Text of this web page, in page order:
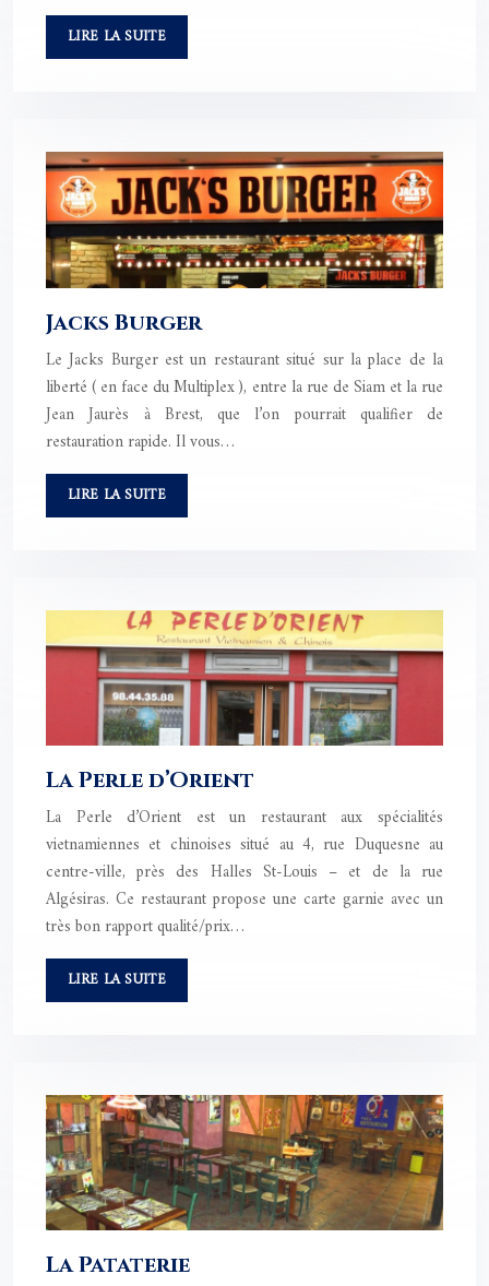
LIRE LA SUITE
Jacks Burger
Le Jacks Burger est un restaurant situé sur la place de la
liberté ( en face du Multiplex ), entre la rue de Siam et la rue
Jean Jaurès à Brest, que l’on pourrait qualifier de
restauration rapide. Il vous…
LIRE LA SUITE
La Perle d’Orient
La Perle d’Orient est un restaurant aux spécialités
vietnamiennes et chinoises situé au 4, rue Duquesne au
centre-ville, près des Halles St-Louis – et de la rue
Algésiras. Ce restaurant propose une carte garnie avec un
très bon rapport qualité/prix…
LIRE LA SUITE
La Pataterie